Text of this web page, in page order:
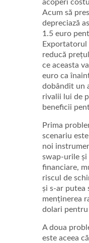
acoperi
Acum să
depreciază
1.5 euro
Exportatorul
reducă
ce aceasta
euro ca
dobândit un
rivalii lui de
beneficii
Prima
scenariu
noi
swap-urile
financiare,
riscul de
și s-ar putea
menținerea
dolari pentru
A doua
este aceea